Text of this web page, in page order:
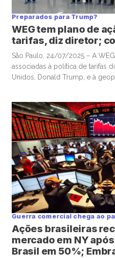
Preparados para Trump?
WEG tem plano de
tarifas, diz diretor;
São Paulo, 24/07/2025 – A
associadas à política de tarifas
Unidos, Donald Trump, e à
ajustar a estratégia caso o
mais […]
Guerra comercial chega ao
Ações brasileiras
mercado em NY
Brasil em 50%;